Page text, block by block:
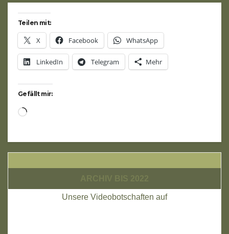
Teilen mit:
X Facebook WhatsApp
LinkedIn Telegram Mehr
Gefällt mir:
Wird
Unsere Videobotschaften auf